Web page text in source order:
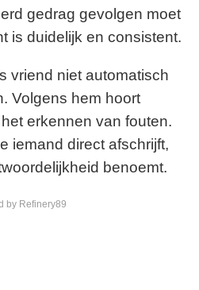
d
o
gedrag gevolgen moet
is duidelijk en consistent.
vriend niet automatisch
Volgens hem hoort
het erkennen van fouten.
iemand direct afschrijft,
benoemt.
by Refinery89